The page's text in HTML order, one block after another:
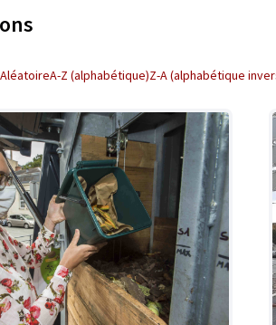
AléatoireA-Z (alphabétique)Z-A (alphabétique